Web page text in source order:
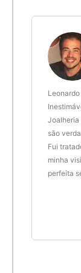
Joalheria
são
Fui
minha
perfeita